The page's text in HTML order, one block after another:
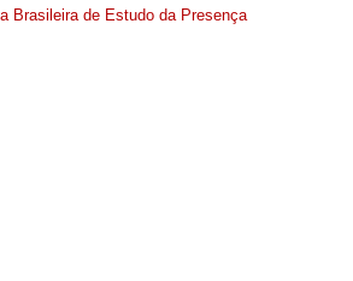
Brasileira de Estudo da Presença